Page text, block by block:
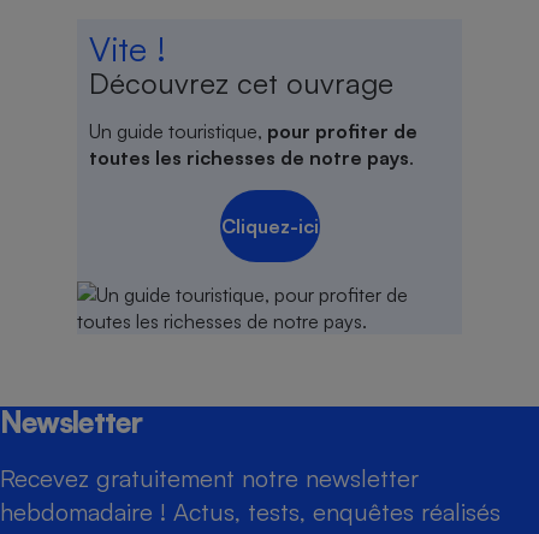
Vite !
Découvrez cet ouvrage
Un guide touristique, pour profiter de
toutes les richesses de notre pays.
Cliquez-ici
Newsletter
Recevez gratuitement notre newsletter
hebdomadaire ! Actus, tests, enquêtes réalisés